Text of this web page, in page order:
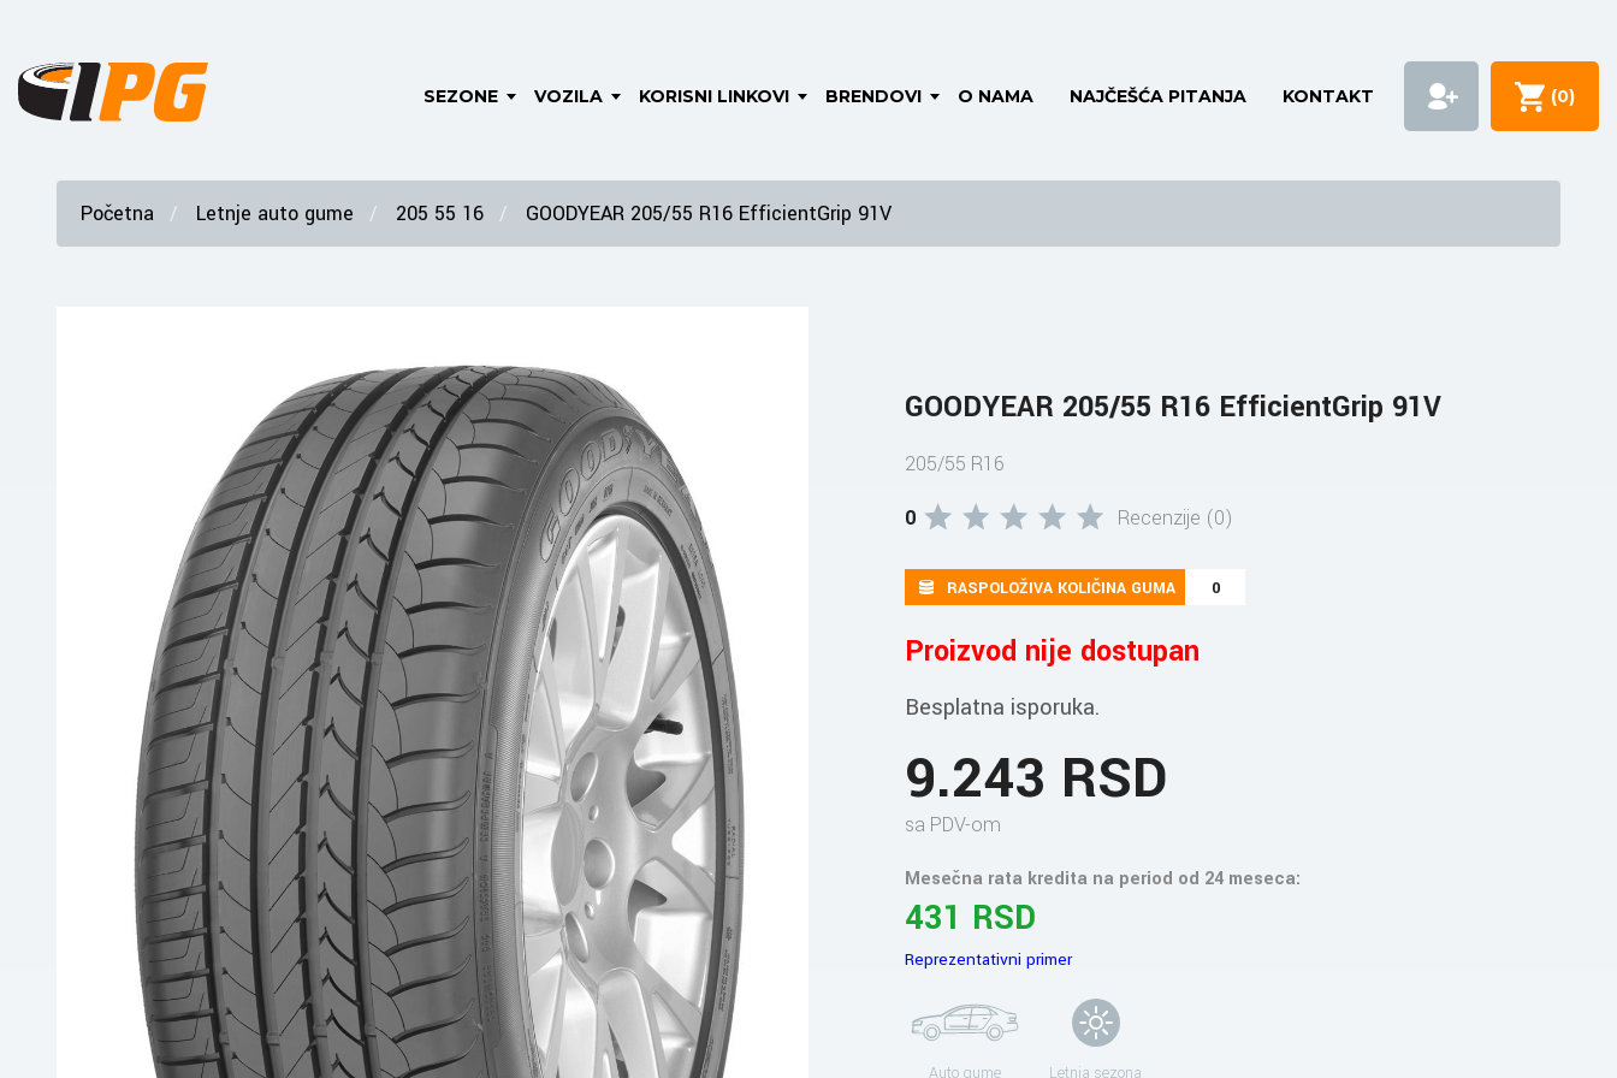
SEZONE VOZILA KORISNI LINKOVI BRENDOVI O NAMA NAJČEŠĆA PITANJA KONTAKT (0)
Početna Letnje auto gume 205 55 16 GOODYEAR 205/55 R16 EfficientGrip 91V
GOODYEAR 205/55 R16 EfficientGrip 91V
205/55 R16
0
Recenzije (0)
RASPOLOŽIVA KOLIČINA GUMA 0
Proizvod nije dostupan
Besplatna isporuka.
9.243 RSD
sa PDV-om
Mesečna rata kredita na period od 24 meseca:
431 RSD
Reprezentativni primer
Auto gume Letnja sezona